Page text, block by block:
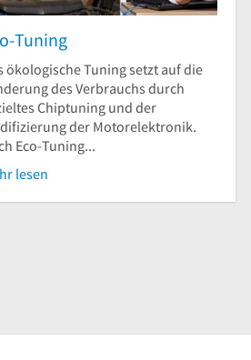
Tuning
ökologische Tuning setzt auf die
des Verbrauchs durch
Chiptuning und der
der Motorelektronik.
Eco-Tuning...
lesen